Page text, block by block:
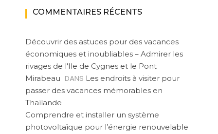
COMMENTAIRES RÉCENTS
Découvrir des astuces pour des vacances
économiques et inoubliables – Admirer les
rivages de l'Ile de Cygnes et le Pont
Mirabeau DANS Les endroits à visiter pour
passer des vacances mémorables en
Thaïlande
Comprendre et installer un système
photovoltaïque pour l’énergie renouvelable